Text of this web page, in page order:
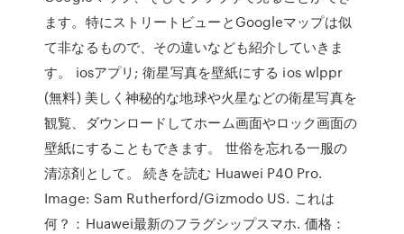
ます。特にストリートビューとGoogleマップは似
て非なるもので、その違いなども紹介していきま
す。 iosアプリ; 衛星写真を壁紙にする ios wlppr
(無料) 美しく神秘的な地球や火星などの衛星写真を
観覧、ダウンロードしてホーム画面やロック画面の
壁紙にすることもできます。 世俗を忘れる一服の
清涼剤として。 続きを読む Huawei P40 Pro.
Image: Sam Rutherford/Gizmodo US. これは
何？：Huawei最新のフラグシップスマホ. 価格：